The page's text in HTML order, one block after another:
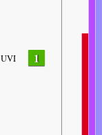
UVI 1